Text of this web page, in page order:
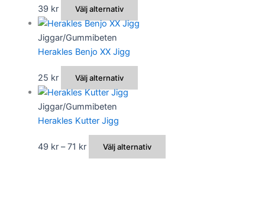
39 kr Välj alternativ
här
flera
De
kan
väljas
Jiggar/Gummibeten
Herakles Benjo XX Jigg
25 kr Välj alternativ
här
flera
varianter.
De
Jiggar/Gummibeten
Herakles Kutter Jigg
49 kr – 71 krPrisintervall:
49 kr
Välj alternativ
här